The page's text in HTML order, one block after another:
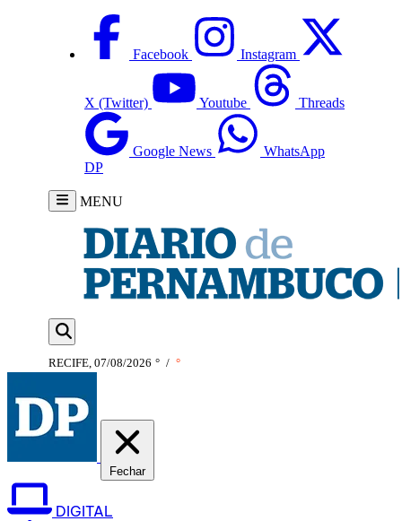
Facebook Instagram
X (Twitter) Youtube Threads
Google News
WhatsApp
DP
MENU
RECIFE, 07/08/2026 ° / °
Fechar
DIGITAL